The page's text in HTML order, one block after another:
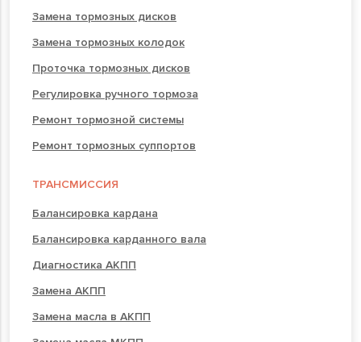
Замена тормозных дисков
Замена тормозных колодок
Проточка тормозных дисков
Регулировка ручного тормоза
Ремонт тормозной системы
Ремонт тормозных суппортов
ТРАНСМИССИЯ
Балансировка кардана
Балансировка карданного вала
Диагностика АКПП
Замена АКПП
Замена масла в АКПП